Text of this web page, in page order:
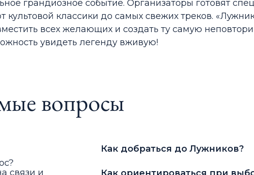
грандиозное событие. Организаторы готовят
культовой классики до самых свежих треков.
всех желающих и создать ту самую
увидеть легенду вживую!
вопросы
связи и
Как добраться до Лужников?